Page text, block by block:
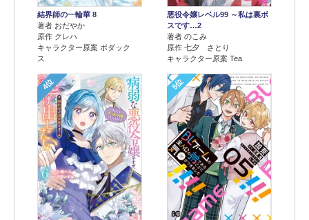
結界師の一輪華 8
著者 おだやか
原作 クレハ
キャラクター原案 ボダック
ス
悪役令嬢レベル99 ～私は裏ボ
スです…2
著者 のこみ
原作 七夕 さとり
キャラクター原案 Tea
4位 5位